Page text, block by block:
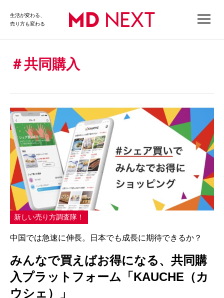
生活が変わる、
売り方も変わる
共同購入
新しい売り方調査隊！
中国では急速に伸長。日本でも成長に期待できるか？
みんなで買えばお得になる、共同購
入プラットフォーム「KAUCHE（カ
ウシェ）」